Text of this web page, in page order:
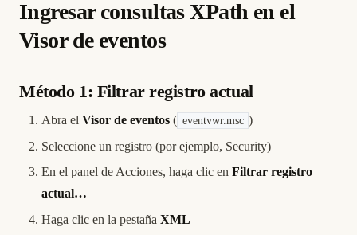
Ingresar consultas XPath en el
Visor de eventos
Método 1: Filtrar registro actual
Abra el Visor de eventos ( eventvwr.msc )
Seleccione un registro (por ejemplo, Security)
En el panel de Acciones, haga clic en Filtrar registro
actual…
Haga clic en la pestaña XML